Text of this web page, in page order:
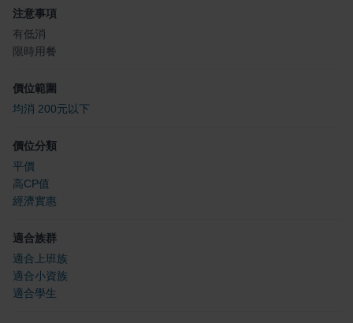
注意事項
有低消
限時用餐
價位範圍
均消 200元以下
價位分類
平價
高CP值
經濟實惠
適合族群
適合上班族
適合小資族
適合學生